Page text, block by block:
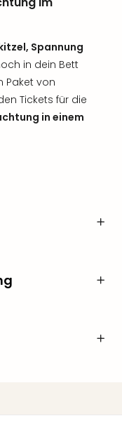
Spannung
in dein Bett
Paket von
Tickets für die
in einem